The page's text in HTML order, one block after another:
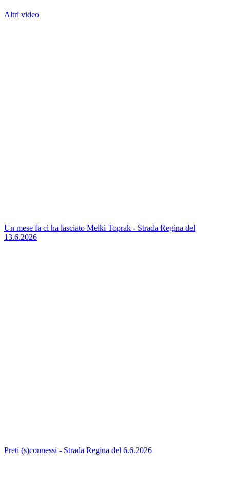
Altri video
Un mese fa ci ha lasciato Melki Toprak - Strada Regina del
13.6.2026
Preti (s)connessi - Strada Regina del 6.6.2026